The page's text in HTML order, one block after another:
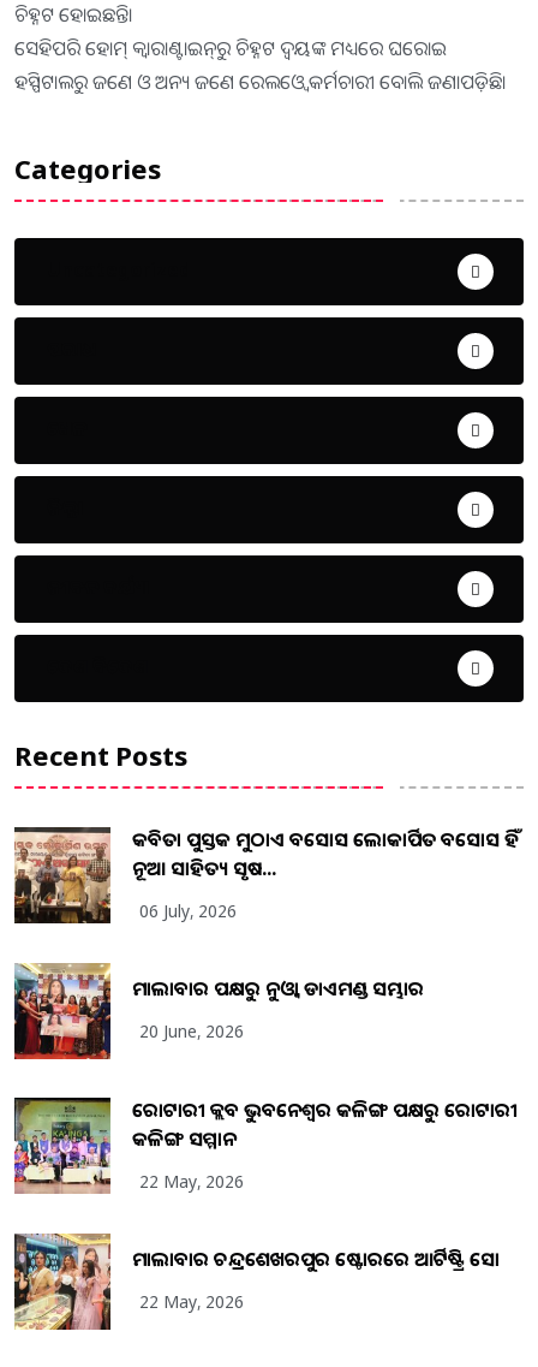
ଚିହ୍ନଟ ହୋଇଛନ୍ତି।
ସେହିପରି ହୋମ୍‌ କ୍ୱାରାଣ୍ଟାଇନ୍‌ରୁ ଚିହ୍ନଟ ଦ୍ୱୟଙ୍କ ମଧ୍ୟରେ ଘରୋଇ
ହସ୍ପିଟାଲରୁ ଜଣେ ଓ ଅନ୍ୟ ଜଣେ ରେଲଓ୍ବେ କର୍ମଚାରୀ ବୋଲି ଜଣାପଡ଼ିଛି।
Categories
Recent Posts
କବିତା ପୁସ୍ତକ ମୁଠାଏ ଅବସୋସ ଲୋକାର୍ପିତ ଅବସୋସ ହିଁ
ନୂଆ ସାହିତ୍ୟ ସୃଷ...
06 July, 2026
ମାଲାବାର ପକ୍ଷରୁ ନୁଓ୍ବା ଡାଏମଣ୍ଡ ସମ୍ଭାର
20 June, 2026
ରୋଟାରୀ କ୍ଲବ ଭୁବନେଶ୍ୱର କଳିଙ୍ଗ ପକ୍ଷରୁ ରୋଟାରୀ
କଳିଙ୍ଗ ସମ୍ମାନ
22 May, 2026
ମାଲାବାର ଚନ୍ଦ୍ରଶେଖରପୁର ଷ୍ଟୋରରେ ଆର୍ଟିଷ୍ଟ୍ରି ସୋ
22 May, 2026